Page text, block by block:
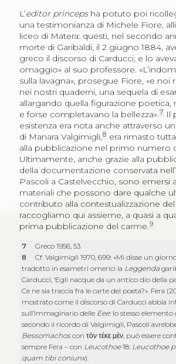
L’editor princepsha potuto poi
una testimonianza di Michele Fiore,
liceo di Matera: questi, nel secondo
morte di Garibaldi, il 2 giugno 1884,
greco il discorso di Carducci, e lo
omaggio» al suo professore.
sulla lavagna», prosegue Fiore, «e
nei nostri quaderni, una sequela di
allargando quella figurazione poetica,
e forse completavano la bellezza».7 Il
esistenza era nota anche attraverso
di Manara Valgimigli,8 era rimasto
alla pubblicazione nel primo numero
Ultimamente, anche grazie alla
della documentazione conservata
Pascoli a Castelvecchio, sono emersi
materiali che possono dare qualche
contributo alla contestualizzazione del
raccogliamo qui assieme, a quasi a
prima pubblicazione del carme.9
7
Greco 1956, 53.
8
Cf. Valgimigli 1970, 699: «Mi disse un
tradotto in esametri omerici la Leggenda
Carducci, ‘Egli nacque da un antico dio della
Ce ne sia traccia fra le carte del poeta?». Fera
mostrato come il discorso di Carducci abbia
sull’immaginario delle Eee: lo stesso elemento
secondo il ricordo di Valgimigli, Pascoli
Bessomachosconτὸν τέκε μὲν, può essere
sempre Fera – con Leucothoe18: Leucothoe
quam tibi coniunx).